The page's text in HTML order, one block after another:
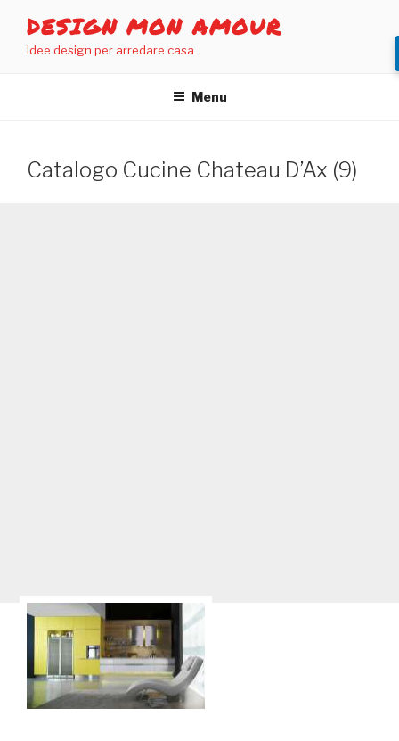
contenuto
DESIGN MON AMOUR
Idee design per arredare casa
Menu
Catalogo Cucine Chateau D’Ax (9)